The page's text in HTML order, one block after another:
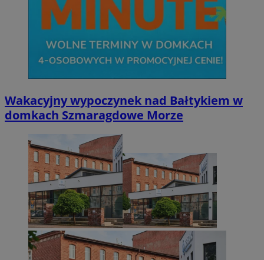
Wakacyjny wypoczynek nad Bałtykiem w
domkach Szmaragdowe Morze